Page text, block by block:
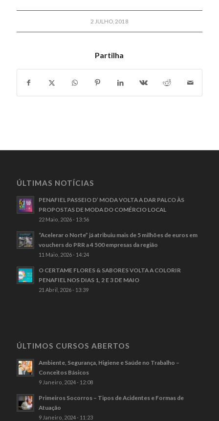
2 JULHO, 2018
Partilha
ÚLTIMAS NOTÍCIAS
PENAFIEL PASSEIO D’ MODA VOLTA A DAR PALCO ÀS
PROPOSTAS DE MODA DO COMÉRCIO LOCAL
22 Maio, 2026 - 13:56
“Acelerar o Norte” já atribuiu mais de 5 milhões de euros em
vouchers do PRR a 4 500 empresas da região
11 Maio, 2026 - 14:24
O CERTAME FLORES & SABORES VOLTA A COLORIR
PENAFIEL NOS DIAS 1, 2 E 3 DE MAIO
21 Abril, 2026 - 13:39
ÚLTIMOS CURSOS ABERTOS
Ambiente, Segurança, Higiene e Saúde no Trabalho –
Conceitos Básicos
9 Janeiro, 2024 - 12:08
Primeiros Socorros – Tipos de Acidentes e Formas de
Atuação
9 Janeiro, 2024 - 11:23